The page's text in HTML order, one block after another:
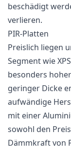
beschädigt
verlieren.
PIR-Platten
Preislich liegen
Segment wie
besonders
geringer Dicke
aufwändige
mit einer
sowohl den
Dämmkraft von